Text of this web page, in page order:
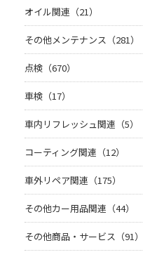
オイル関連（21）
その他メンテナンス（281）
点検（670）
車検（17）
車内リフレッシュ関連（5）
コーティング関連（12）
車外リペア関連（175）
その他カー用品関連（44）
その他商品・サービス（91）